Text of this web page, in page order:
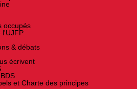
occupés
l'UJFP
& débats
écrivent
et Charte des principes